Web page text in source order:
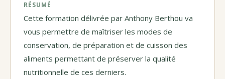
RÉSUMÉ
Cette formation délivrée par Anthony Berthou va
vous permettre de maîtriser les modes de
conservation, de préparation et de cuisson des
aliments permettant de préserver la qualité
nutritionnelle de ces derniers.